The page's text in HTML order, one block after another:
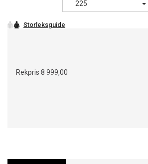
225
Rekpris 8 999,00